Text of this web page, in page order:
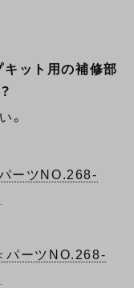
ット用の補修部
。
ーツNO.268-
パーツNO.268-